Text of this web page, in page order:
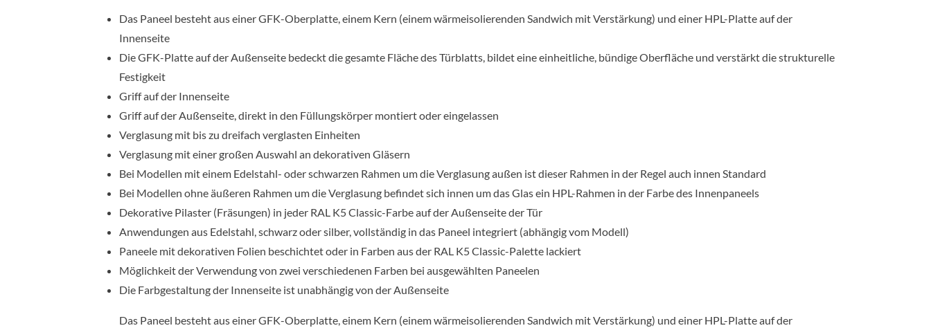
Das Paneel besteht aus einer GFK-Oberplatte, einem Kern (einem wärmeisolierenden Sandwich mit Verstärkung) und einer HPL-Platte auf der
Innenseite
Die GFK-Platte auf der Außenseite bedeckt die gesamte Fläche des Türblatts, bildet eine einheitliche, bündige Oberfläche und verstärkt die strukturelle
Festigkeit
Griff auf der Innenseite
Griff auf der Außenseite, direkt in den Füllungskörper montiert oder eingelassen
Verglasung mit bis zu dreifach verglasten Einheiten
Verglasung mit einer großen Auswahl an dekorativen Gläsern
Bei Modellen mit einem Edelstahl- oder schwarzen Rahmen um die Verglasung außen ist dieser Rahmen in der Regel auch innen Standard
Bei Modellen ohne äußeren Rahmen um die Verglasung befindet sich innen um das Glas ein HPL-Rahmen in der Farbe des Innenpaneels
Dekorative Pilaster (Fräsungen) in jeder RAL K5 Classic-Farbe auf der Außenseite der Tür
Anwendungen aus Edelstahl, schwarz oder silber, vollständig in das Paneel integriert (abhängig vom Modell)
Paneele mit dekorativen Folien beschichtet oder in Farben aus der RAL K5 Classic-Palette lackiert
Möglichkeit der Verwendung von zwei verschiedenen Farben bei ausgewählten Paneelen
Die Farbgestaltung der Innenseite ist unabhängig von der Außenseite
Das Paneel besteht aus einer GFK-Oberplatte, einem Kern (einem wärmeisolierenden Sandwich mit Verstärkung) und einer HPL-Platte auf der